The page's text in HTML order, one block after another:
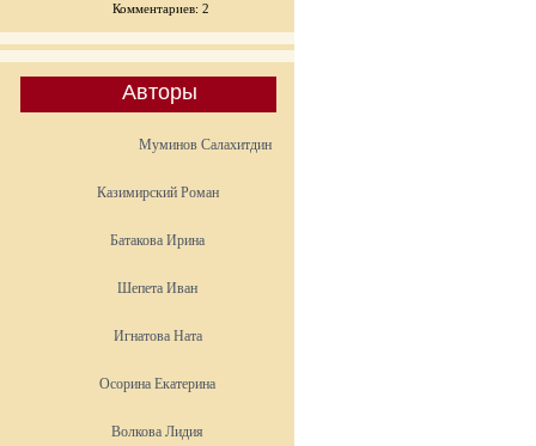
Комментариев: 2
Авторы
Муминов Салахитдин
Казимирский Роман
Батакова Ирина
Шепета Иван
Игнатова Ната
Осорина Екатерина
Волкова Лидия